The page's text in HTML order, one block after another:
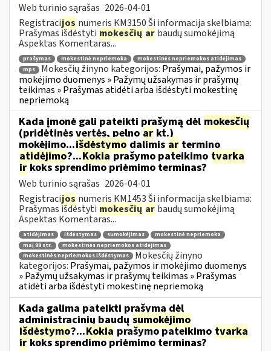
Web turinio sąrašas 2026-04-01
Registracijos numeris KM3150 Ši informacija skelbiama:
Prašymas išdėstyti mokesčių ar baudų sumokėjimą
Aspektas Komentaras...
prašymas mokestinė nepriemoka
mokestinės nepriemokos atidėjimas
mps
Mokesčių žinyno kategorijos: Prašymai, pažymos ir
mokėjimo duomenys » Pažymų užsakymas ir prašymų
teikimas » Prašymas atidėti arba išdėstyti mokestinę
nepriemoką
Kada įmonė gali pateikti prašymą dėl mokesčių
(pridėtinės vertės, pelno ar kt.)
mokėjimo...išdėstymo dalimis ar termino
atidėjimo?...Kokiaprašymo pateikimo tvarka
irkoks sprendimo priėmimo terminas?
Web turinio sąrašas 2026-04-01
Registracijos numeris KM1453 Ši informacija skelbiama:
Prašymas išdėstyti mokesčių ar baudų sumokėjimą
Aspektas Komentaras...
atidėjimas išdėstymas sumokėjimas
mokestinė nepriemoka
maį 88 str.
mokestinės nepriemokos atidėjimas
mokestinės nepriemokos išdėstymas
Mokesčių žinyno
kategorijos: Prašymai, pažymos ir mokėjimo duomenys
» Pažymų užsakymas ir prašymų teikimas » Prašymas
atidėti arba išdėstyti mokestinę nepriemoką
Kada galima pateikti prašymą dėl
administracinių baudų sumokėjimo
išdėstymo?...Kokia prašymo pateikimo tvarka
irkoks sprendimo priėmimo terminas?